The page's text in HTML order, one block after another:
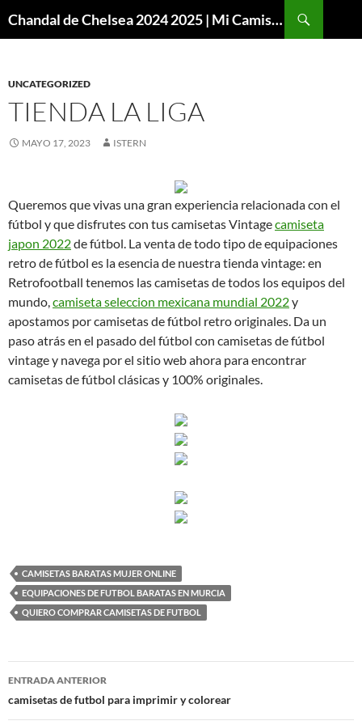
Chandal de Chelsea 2024 2025 | Mi Camiseta Futbol
UNCATEGORIZED
TIENDA LA LIGA
MAYO 17, 2023 ISTERN
Queremos que vivas una gran experiencia relacionada con el
fútbol y que disfrutes con tus camisetas Vintagecamiseta
japon 2022de fútbol. La venta de todo tipo de equipaciones
retro de fútbol es la esencia de nuestra tienda vintage: en
Retrofootball tenemos las camisetas de todos los equipos del
mundo,camiseta seleccion mexicana mundial 2022y
apostamos por camisetas de fútbol retro originales. Da un
paso atrás en el pasado del fútbol con camisetas de fútbol
vintage y navega por el sitio web ahora para encontrar
camisetas de fútbol clásicas y 100% originales.
CAMISETAS BARATAS MUJER ONLINE
EQUIPACIONES DE FUTBOL BARATAS EN MURCIA
QUIERO COMPRAR CAMISETAS DE FUTBOL
Navegación
de
ENTRADA ANTERIOR
camisetas de futbol para imprimir y colorear